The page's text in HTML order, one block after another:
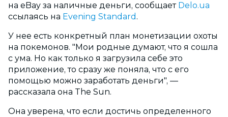
на eBay за наличные деньги, сообщает Delo.ua
ссылаясь на Evening Standard .
У нее есть конкретный план монетизации охоты
на покемонов. "Мои родные думают, что я сошла
с ума. Но как только я загрузила себе это
приложение, то сразу же поняла, что с его
помощью можно заработать деньги", —
рассказала она The Sun.
Она уверена, что если достичь определенного